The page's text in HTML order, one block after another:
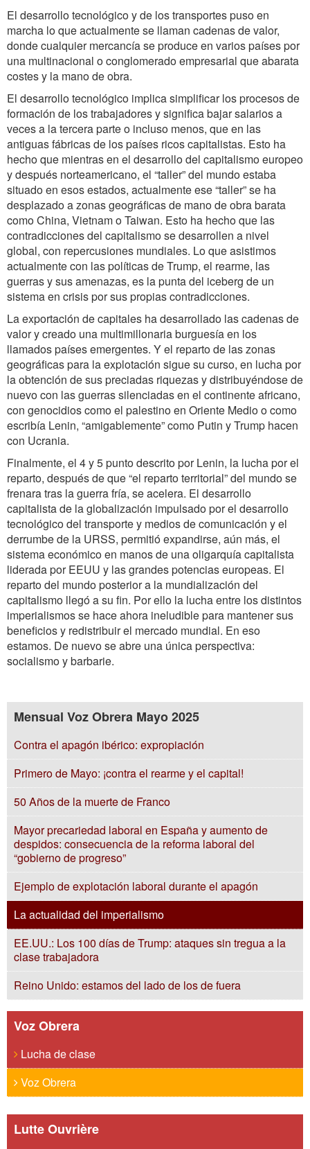
El desarrollo tecnológico y de los transportes puso en
marcha lo que actualmente se llaman cadenas de valor,
donde cualquier mercancía se produce en varios países por
una multinacional o conglomerado empresarial que abarata
costes y la mano de obra.
El desarrollo tecnológico implica simplificar los procesos de
formación de los trabajadores y significa bajar salarios a
veces a la tercera parte o incluso menos, que en las
antiguas fábricas de los países ricos capitalistas. Esto ha
hecho que mientras en el desarrollo del capitalismo europeo
y después norteamericano, el “taller” del mundo estaba
situado en esos estados, actualmente ese “taller” se ha
desplazado a zonas geográficas de mano de obra barata
como China, Vietnam o Taiwan. Esto ha hecho que las
contradicciones del capitalismo se desarrollen a nivel
global, con repercusiones mundiales. Lo que asistimos
actualmente con las políticas de Trump, el rearme, las
guerras y sus amenazas, es la punta del iceberg de un
sistema en crisis por sus propias contradicciones.
La exportación de capitales ha desarrollado las cadenas de
valor y creado una multimillonaria burguesía en los
llamados países emergentes. Y el reparto de las zonas
geográficas para la explotación sigue su curso, en lucha por
la obtención de sus preciadas riquezas y distribuyéndose de
nuevo con las guerras silenciadas en el continente africano,
con genocidios como el palestino en Oriente Medio o como
escribía Lenin, “amigablemente” como Putin y Trump hacen
con Ucrania.
Finalmente, el 4 y 5 punto descrito por Lenin, la lucha por el
reparto, después de que “el reparto territorial” del mundo se
frenara tras la guerra fría, se acelera. El desarrollo
capitalista de la globalización impulsado por el desarrollo
tecnológico del transporte y medios de comunicación y el
derrumbe de la URSS, permitió expandirse, aún más, el
sistema económico en manos de una oligarquía capitalista
liderada por EEUU y las grandes potencias europeas. El
reparto del mundo posterior a la mundialización del
capitalismo llegó a su fin. Por ello la lucha entre los distintos
imperialismos se hace ahora ineludible para mantener sus
beneficios y redistribuir el mercado mundial. En eso
estamos. De nuevo se abre una única perspectiva:
socialismo y barbarie.
Mensual Voz Obrera Mayo 2025
Contra el apagón ibérico: expropiación
Primero de Mayo: ¡contra el rearme y el capital!
50 Años de la muerte de Franco
Mayor precariedad laboral en España y aumento de
despidos: consecuencia de la reforma laboral del
“gobierno de progreso”
Ejemplo de explotación laboral durante el apagón
La actualidad del imperialismo
EE.UU.: Los 100 días de Trump: ataques sin tregua a la
clase trabajadora
Reino Unido: estamos del lado de los de fuera
Voz Obrera
Lucha de clase
Voz Obrera
Lutte Ouvrière